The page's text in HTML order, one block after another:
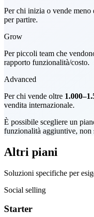
Per chi inizia o vende meno
per partire.
Grow
Per piccoli team che
rapporto funzionalità/costo.
Advanced
Per chi vende oltre
vendita internazionale.
È possibile scegliere un
funzionalità aggiuntive, non
Altri piani
Soluzioni specifiche per
Social selling
Starter